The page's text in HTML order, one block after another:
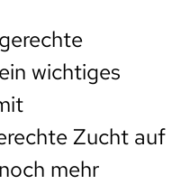
wichtiges
Zucht auf
mehr